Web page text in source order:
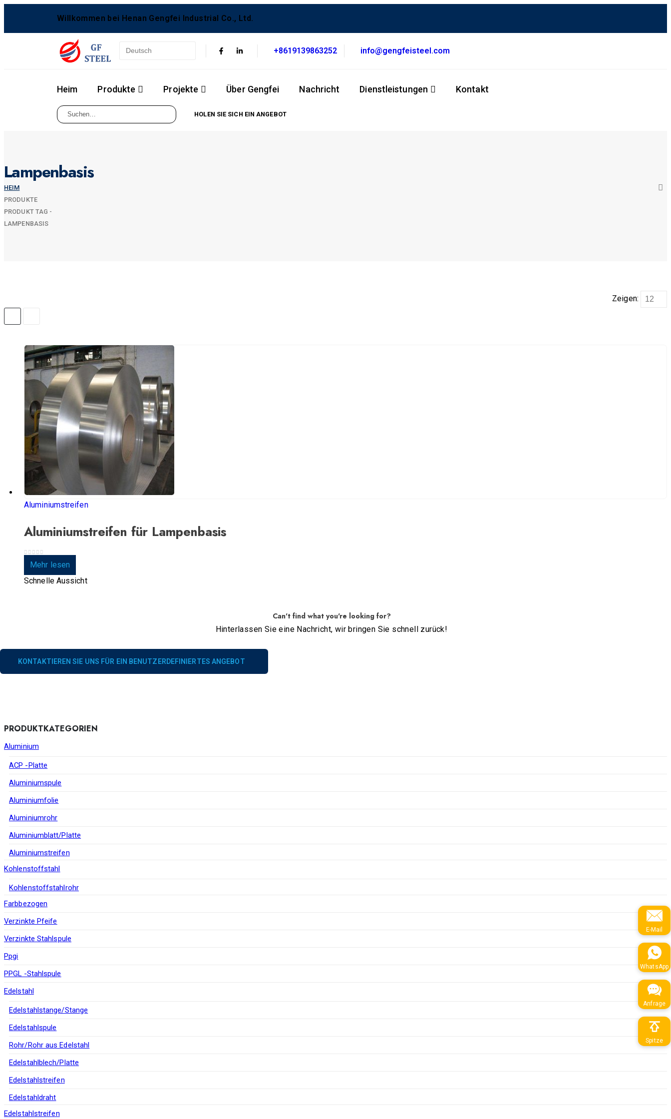
Willkommen bei Henan Gengfei Industrial Co., Ltd.
+8619139863252 info@gengfeisteel.com
Heim Produkte Projekte Über Gengfei Nachricht Dienstleistungen Kontakt
HOLEN SIE SICH EIN ANGEBOT
Lampenbasis
HEIM
PRODUKTE
PRODUKT TAG -
LAMPENBASIS
Zeigen:
Aluminiumstreifen
Aluminiumstreifen für Lampenbasis
Mehr lesen
Schnelle Aussicht
Can't find what you're looking for?
Hinterlassen Sie eine Nachricht, wir bringen Sie schnell zurück!
KONTAKTIEREN SIE UNS FÜR EIN BENUTZERDEFINIERTES ANGEBOT
PRODUKTKATEGORIEN
Aluminium
ACP -Platte
Aluminiumspule
Aluminiumfolie
Aluminiumrohr
Aluminiumblatt/Platte
Aluminiumstreifen
Kohlenstoffstahl
Kohlenstoffstahlrohr
Farbbezogen
Verzinkte Pfeife
Verzinkte Stahlspule
Ppgi
PPGL -Stahlspule
Edelstahl
Edelstahlstange/Stange
Edelstahlspule
Rohr/Rohr aus Edelstahl
Edelstahlblech/Platte
Edelstahlstreifen
Edelstahldraht
Edelstahlstreifen
E-Mail
WhatsApp
Anfrage
Spitze